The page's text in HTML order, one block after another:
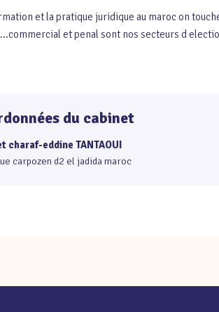
et la pratique juridique au maroc on
et penal sont nos secteurs d
du cabinet
charaf-eddine TANTAOUI
carpozen d2 el jadida maroc